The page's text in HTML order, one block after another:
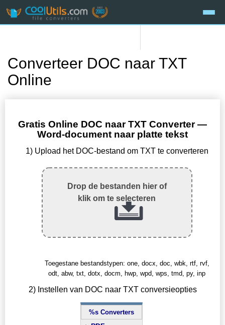
Converteer DOC naar TXT
Online
Gratis Online DOC naar TXT Converter —
Word-document naar platte tekst
1) Upload het DOC-bestand om TXT te converteren
Drop de bestanden hier of
klik om te selecteren
Toegestane bestandstypen: one, docx, doc, wbk, rtf, rvf,
odt, abw, txt, dotx, docm, hwp, wpd, wps, tmd, py, inp
2) Instellen van DOC naar TXT conversieopties
%s Converters